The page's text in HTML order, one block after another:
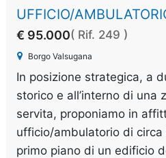
UFFICIO/
€ 95.000( Rif. 249 )
Borgo Valsugana
In posizione strategica, a
storico e all’interno di una
servita, proponiamo in
ufficio/ambulatorio di
primo piano di un edificio